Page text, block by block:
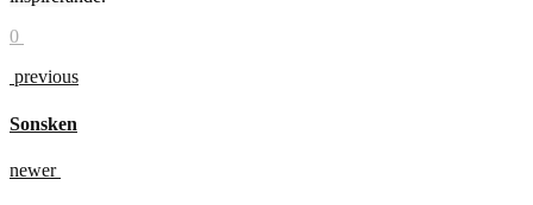
0
previous
Sonsken
newer